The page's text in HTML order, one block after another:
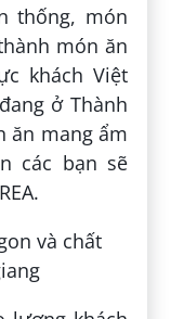
thống, món
món ăn
khách Việt
ở Thành
ăn mang ẩm
các bạn sẽ